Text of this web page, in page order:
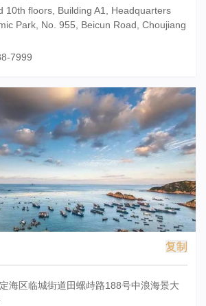
10th floors, Building A1, Headquarters
Park, No. 955, Beicun Road, Choujiang
7999
复制
海区临城街道田螺歭路188号中浪海景大